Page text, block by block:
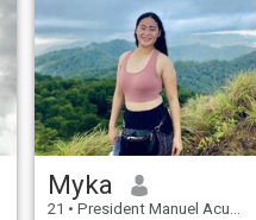
Myka
21 • President Manuel Acuña Roxas, Zamboanga del Norte, Philippin...